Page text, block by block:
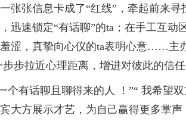
张信息卡成了“红线”，牵起前来寻
迅速锁定“有话聊”的ta；在手工互
涩，真挚向心仪的ta表明心意……主
步拉近心理距离，增进对彼此的信
有话聊且聊得来的人 ！”“ 我希望
大方展示才艺，为自己赢得更多掌